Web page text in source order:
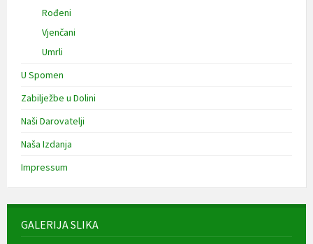
Rođeni
Vjenčani
Umrli
U Spomen
Zabilježbe u Dolini
Naši Darovatelji
Naša Izdanja
Impressum
GALERIJA SLIKA